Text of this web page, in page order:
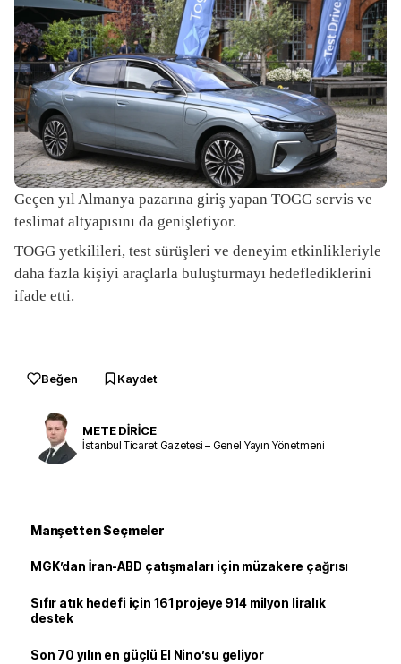
Geçen yıl Almanya pazarına giriş yapan TOGG servis ve
teslimat altyapısını da genişletiyor.
TOGG yetkilileri, test sürüşleri ve deneyim etkinlikleriyle
daha fazla kişiyi araçlarla buluşturmayı hedeflediklerini
ifade etti.
Beğen Kaydet
METE DİRİCE
İstanbul Ticaret Gazetesi – Genel Yayın Yönetmeni
Manşetten Seçmeler
MGK’dan İran-ABD çatışmaları için müzakere çağrısı
Sıfır atık hedefi için 161 projeye 914 milyon liralık
destek
Son 70 yılın en güçlü El Nino’su geliyor